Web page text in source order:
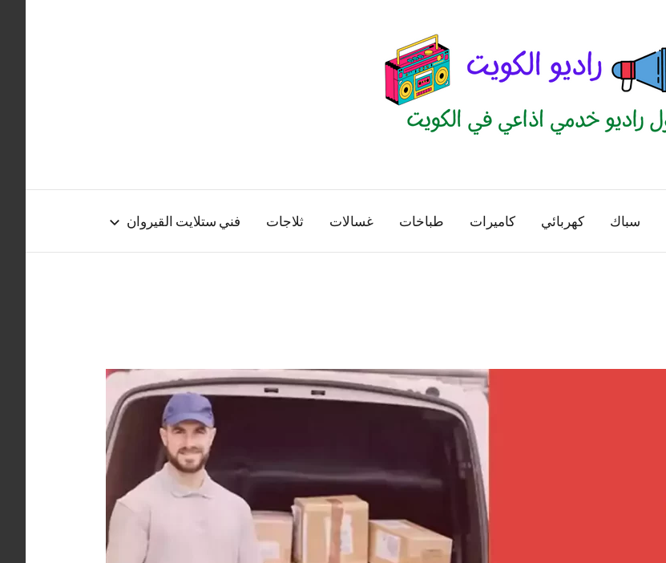
الكويت
منصة
اذاعية
سباك كهربائي كاميرات طباخات غسالات ثلاجات فني ستلايت القيروان